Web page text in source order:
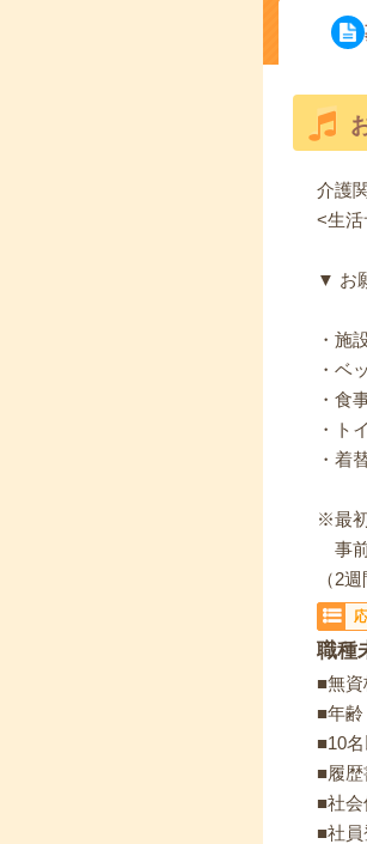
介護
<生
▼ お
・施
・ベ
・食
・ト
・着
※最
事前
（2
職種
■無資
■年
■10
■履
■社
■社員